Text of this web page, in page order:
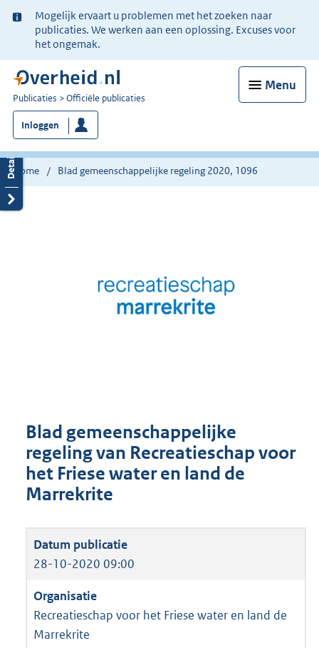
Ter
informatie:
Mogelijk ervaart u problemen met het zoeken naar
publicaties. We werken aan een oplossing. Excuses voor
het ongemak.
Menu
U
bent
nu
hier:
Publicaties Officiële publicaties
Inloggen
Home Blad gemeenschappelijke regeling 2020, 1096
Blad gemeenschappelijke
regeling van Recreatieschap voor
het Friese water en land de
Marrekrite
28-10-2020 09:00
Recreatieschap voor het Friese water en land de
Marrekrite